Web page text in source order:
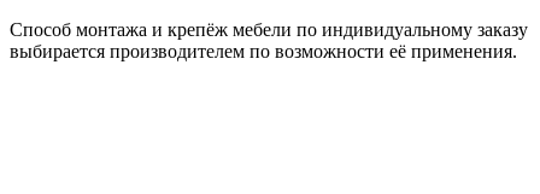
Способ монтажа и крепёж мебели по индивидуальному заказу
выбирается производителем по возможности её применения.